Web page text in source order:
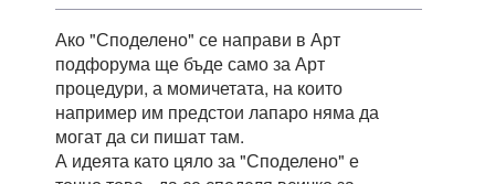
Ако "Споделено" се направи в Арт
подфорума ще бъде само за Арт
процедури, а момичетата, на които
например им предстои лапаро няма да
могат да си пишат там.
А идеята като цяло за "Споделено" е